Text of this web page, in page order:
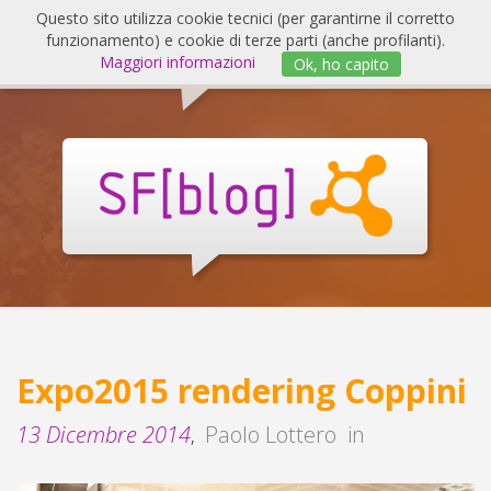
Salta
contenuto
Blog
Expo2015 rendering Coppini
13 Dicembre 2014, Paolo Lottero in
Questo sito utilizza cookie tecnici (per garantirne il corretto
funzionamento) e cookie di terze parti (anche profilanti).
Maggiori informazioni
Ok, ho capito